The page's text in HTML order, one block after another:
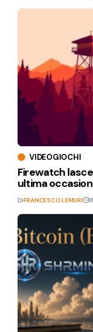
VIDEOGIOCHI
Firewatch
ultima
DiFRANCESCO LEMURI